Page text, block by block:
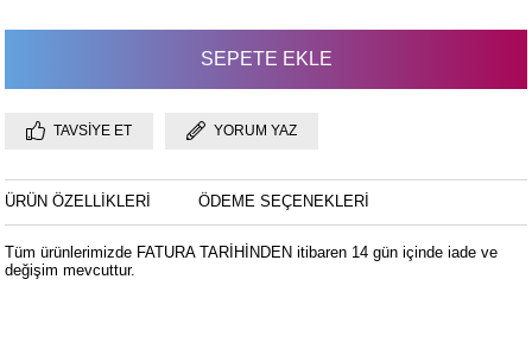
TAVSIYE ET YORUM YAZ
ÜRÜN ÖZELLIKLERI ÖDEME SEÇENEKLERI
Tüm ürünlerimizde FATURA TARİHİNDEN itibaren 14 gün içinde iade ve
değişim mevcuttur.